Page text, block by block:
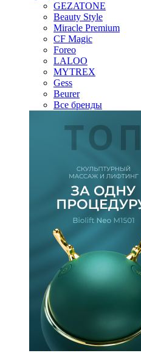
GEZATONE
Beauty Style
Miracle Premium
CF Magic
Foreo
LALOO
MYTREX
Gess
Beurer
Все бренды